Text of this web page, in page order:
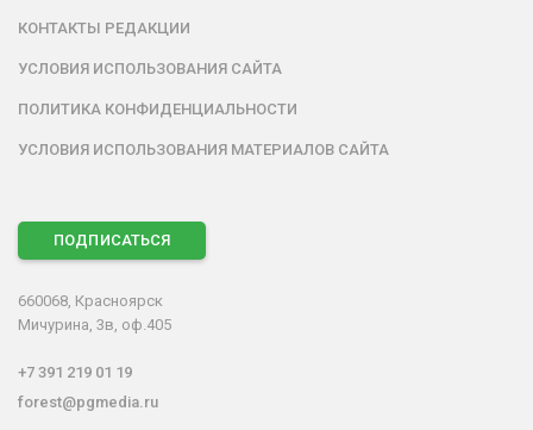
КОНТАКТЫ РЕДАКЦИИ
УСЛОВИЯ ИСПОЛЬЗОВАНИЯ САЙТА
ПОЛИТИКА КОНФИДЕНЦИАЛЬНОСТИ
УСЛОВИЯ ИСПОЛЬЗОВАНИЯ МАТЕРИАЛОВ САЙТА
ПОДПИСАТЬСЯ
660068, Красноярск
Мичурина, 3в, оф.405
+7 391 219 01 19
forest@pgmedia.ru